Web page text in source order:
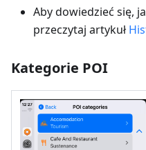
Aby dowiedzieć się,
przeczytaj artykuł
Kategorie POI